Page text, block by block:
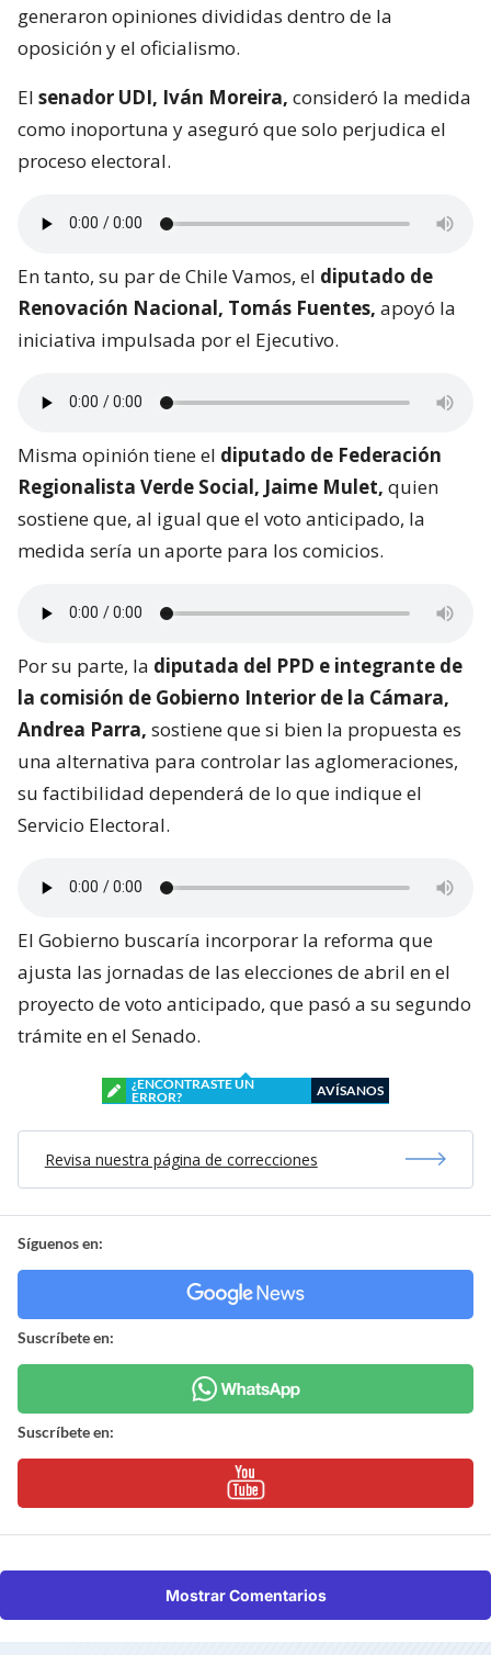
generaron opiniones divididas dentro de la
oposición y el oficialismo.
El senador UDI, Iván Moreira, consideró la medida
como inoportuna y aseguró que solo perjudica el
proceso electoral.
En tanto, su par de Chile Vamos, el diputado de
Renovación Nacional, Tomás Fuentes, apoyó la
iniciativa impulsada por el Ejecutivo.
Misma opinión tiene el diputado de Federación
Regionalista Verde Social, Jaime Mulet, quien
sostiene que, al igual que el voto anticipado, la
medida sería un aporte para los comicios.
Por su parte, la diputada del PPD e integrante de
la comisión de Gobierno Interior de la Cámara,
Andrea Parra, sostiene que si bien la propuesta es
una alternativa para controlar las aglomeraciones,
su factibilidad dependerá de lo que indique el
Servicio Electoral.
El Gobierno buscaría incorporar la reforma que
ajusta las jornadas de las elecciones de abril en el
proyecto de voto anticipado, que pasó a su segundo
trámite en el Senado.
¿ENCONTRASTE UN
ERROR?
AVÍSANOS
Revisa nuestra página de correcciones
Síguenos en:
Suscríbete en:
Suscríbete en:
Mostrar Comentarios